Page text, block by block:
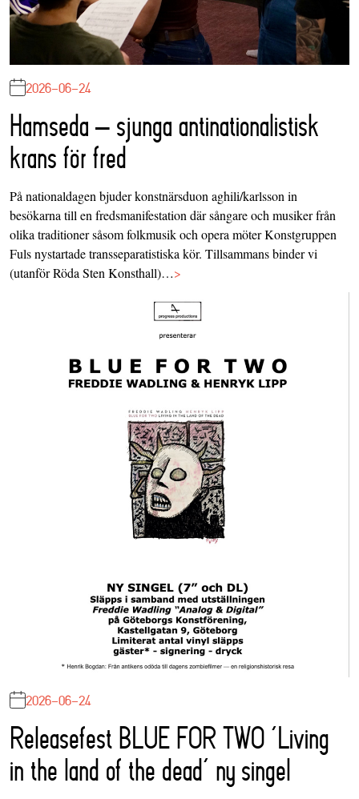
2026-06-24
Hamseda – sjunga antinationalistisk
krans för fred
På nationaldagen bjuder konstnärsduon aghili/karlsson in
besökarna till en fredsmanifestation där sångare och musiker från
olika traditioner såsom folkmusik och opera möter Konstgruppen
Fuls nystartade transseparatistiska kör. Tillsammans binder vi
(utanför Röda Sten Konsthall)…>
2026-06-24
Releasefest BLUE FOR TWO ‘Living
in the land of the dead’ ny singel